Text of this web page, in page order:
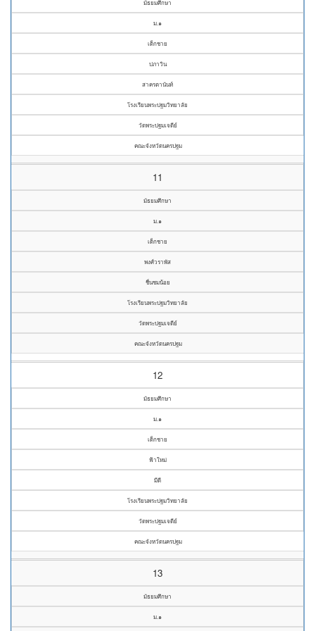
มัธยมศึกษา
ม.๑
เด็กชาย
ปภาวิน
สาครตานันท์
โรงเรียนพระปฐมวิทยาลัย
วัดพระปฐมเจดีย์
คณะจังหวัดนครปฐม
11
มัธยมศึกษา
ม.๑
เด็กชาย
พงศ์วราพัส
ชื่นชมน้อย
โรงเรียนพระปฐมวิทยาลัย
วัดพระปฐมเจดีย์
คณะจังหวัดนครปฐม
12
มัธยมศึกษา
ม.๑
เด็กชาย
ฟ้าใหม่
มีดี
โรงเรียนพระปฐมวิทยาลัย
วัดพระปฐมเจดีย์
คณะจังหวัดนครปฐม
13
มัธยมศึกษา
ม.๑